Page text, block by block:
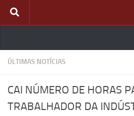
Skip to content
ÚLTIMAS NOTÍCIAS
CAI NÚMERO DE HORAS
TRABALHADOR DA